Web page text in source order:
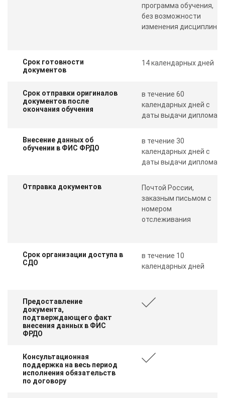
программа обучения,
без возможности
изменения дисциплин
Срок готовности
документов
14 календарных дней
Срок отправки оригиналов
документов после
окончания обучения
в течение 60
календарных дней с
даты выдачи диплома
Внесение данных об
обучении в ФИС ФРДО
в течение 30
календарных дней с
даты выдачи диплома
Отправка документов
Почтой России,
заказным письмом с
номером
отслеживания
Срок организации доступа в
СДО
в течение 10
календарных дней
Предоставление
документа,
подтверждающего факт
внесения данных в ФИС
ФРДО
Консультационная
поддержка на весь период
исполнения обязательств
по договору